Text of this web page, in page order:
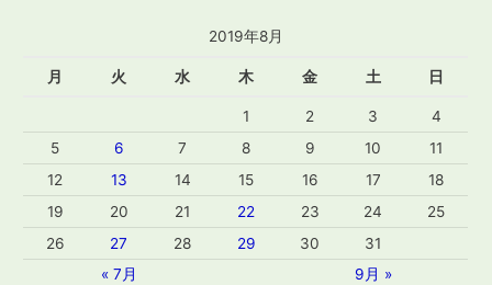
2019年8月
月 火 水 木 金 土 日
« 7月 9月 »
1 2 3
4
5
6 7 8 9 10
11
12
13 14 15 16 17
18
19
20 21 22 23 24
25
26
27 28 29 30 31